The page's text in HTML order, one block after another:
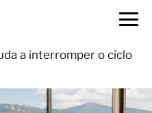
a interromper o ciclo